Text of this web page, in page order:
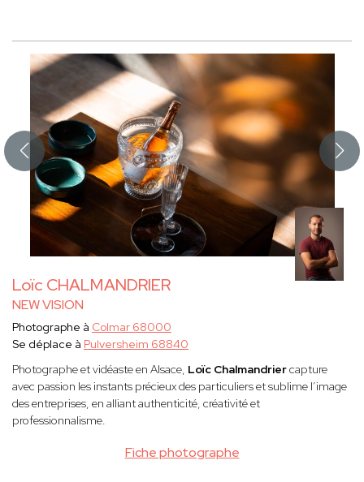
Loïc CHALMANDRIER
NEW VISION
Fiche photographe
Photographe à Colmar 68000
Se déplace à Pulversheim 68840
Photographe et vidéaste en Alsace, Loïc Chalmandriercapture
avec passion les instants précieux des particuliers et sublime l’image
des entreprises, en alliant authenticité, créativité et
professionnalisme.